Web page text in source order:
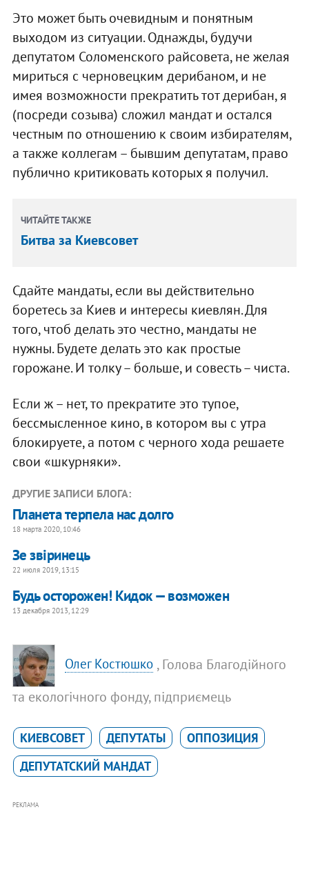
Это может быть очевидным и понятным
выходом из ситуации. Однажды, будучи
депутатом Соломенского райсовета, не желая
мириться с черновецким дерибаном, и не
имея возможности прекратить тот дерибан, я
(посреди созыва) сложил мандат и остался
честным по отношению к своим избирателям,
а также коллегам – бывшим депутатам, право
публично критиковать которых я получил.
ЧИТАЙТЕ ТАКЖЕ
Битва за Киевсовет
Сдайте мандаты, если вы действительно
боретесь за Киев и интересы киевлян. Для
того, чтоб делать это честно, мандаты не
нужны. Будете делать это как простые
горожане. И толку – больше, и совесть – чиста.
Если ж – нет, то прекратите это тупое,
бессмысленное кино, в котором вы с утра
блокируете, а потом с черного хода решаете
свои «шкурняки».
ДРУГИЕ ЗАПИСИ БЛОГА:
Планета терпела нас долго
18 марта 2020, 10:46
Зе звіринець
22 июля 2019, 13:15
Будь осторожен! Кидок — возможен
13 декабря 2013, 12:29
Олег Костюшко , ​Голова Благодійного
та екологічного фонду, підприємець
КИЕВСОВЕТ ДЕПУТАТЫ
ОППОЗИЦИЯ
ДЕПУТАТСКИЙ МАНДАТ
РЕКЛАМА